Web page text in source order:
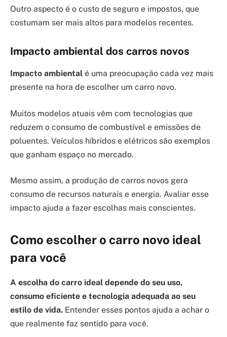
Outro aspecto é o custo de seguro e impostos, que
costumam ser mais altos para modelos recentes.
Impacto ambiental dos carros novos
Impacto ambiental é uma preocupação cada vez mais
presente na hora de escolher um carro novo.
Muitos modelos atuais vêm com tecnologias que
reduzem o consumo de combustível e emissões de
poluentes. Veículos híbridos e elétricos são exemplos
que ganham espaço no mercado.
Mesmo assim, a produção de carros novos gera
consumo de recursos naturais e energia. Avaliar esse
impacto ajuda a fazer escolhas mais conscientes.
Como escolher o carro novo ideal
para você
A escolha do carro ideal depende do seu uso,
consumo eficiente e tecnologia adequada ao seu
estilo de vida. Entender esses pontos ajuda a achar o
que realmente faz sentido para você.